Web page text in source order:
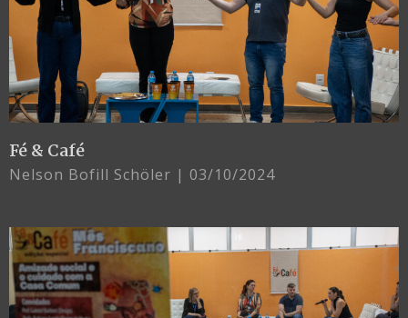
Fé & Café
Nelson Bofill Schöler 03/10/2024